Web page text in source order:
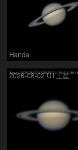
Handa
2026-08-02 UT土星